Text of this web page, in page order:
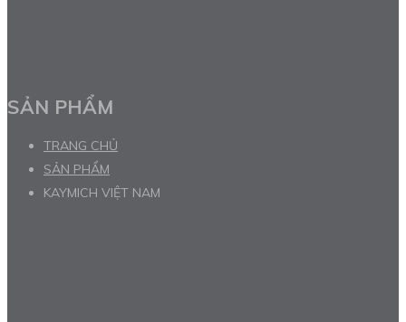
SẢN PHẨM
TRANG CHỦ
SẢN PHẨM
KAYMICH VIỆT NAM